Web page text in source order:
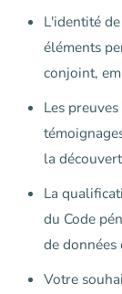
L'identité
éléments
conjoint,
Les
la
La
du Code
de
Votre